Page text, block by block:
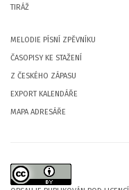
TIRÁŽ
MELODIE PÍSNÍ ZPĚVNÍKU
ČASOPISY KE STAŽENÍ
Z ČESKÉHO ZÁPASU
EXPORT KALENDÁŘE
MAPA ADRESÁŘE